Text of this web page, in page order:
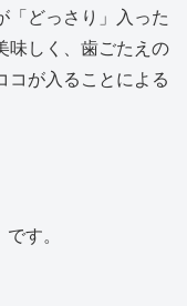
「どっさり」入った
味しく、歯ごたえの
コが入ることによる
す。